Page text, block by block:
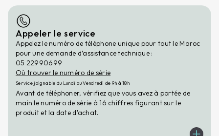
Appeler le service
Appelez le numéro de téléphone unique pour tout le Maroc
pour une demande d’assistance technique :
05 22990699
Où trouver le numéro de série
Service joignable du Lundi au Vendredi de 9h à 18h
Avant de téléphoner, vérifiez que vous avez à portée de
main le numéro de série à 16 chiffres figurant sur le
produit et la date d'achat.